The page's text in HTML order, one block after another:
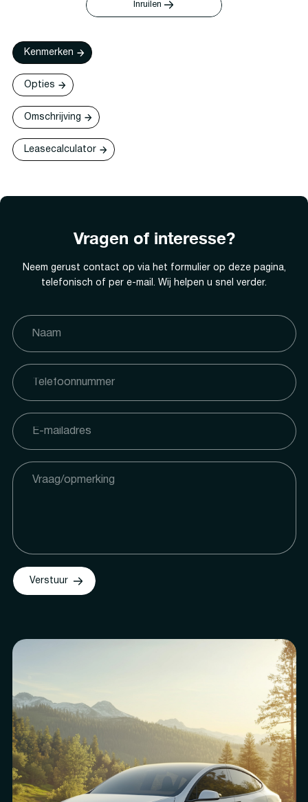
Inruilen
Kenmerken
Opties
Omschrijving
Leasecalculator
Vragen of interesse?
Neem gerust contact op via het formulier op deze pagina,
telefonisch of per e-mail. Wij helpen u snel verder.
Verstuur